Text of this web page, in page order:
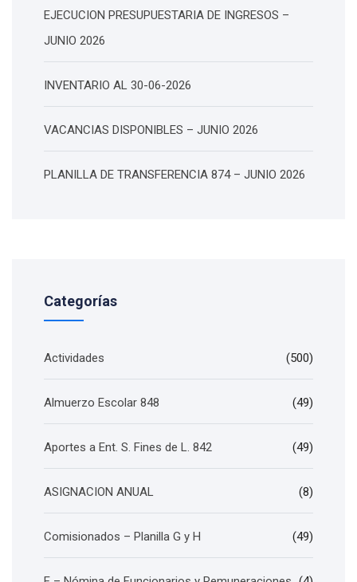
EJECUCION PRESUPUESTARIA DE INGRESOS –
JUNIO 2026
INVENTARIO AL 30-06-2026
VACANCIAS DISPONIBLES – JUNIO 2026
PLANILLA DE TRANSFERENCIA 874 – JUNIO 2026
Categorías
Actividades (500)
Almuerzo Escolar 848 (49)
Aportes a Ent. S. Fines de L. 842 (49)
ASIGNACION ANUAL (8)
Comisionados – Planilla G y H (49)